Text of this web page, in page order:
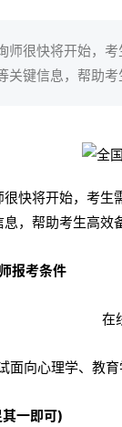
师很快将开始，
关键信息，帮助考
快将开始，考生
，帮助考生高效
报考条件
在
面向心理学、教
一即可)